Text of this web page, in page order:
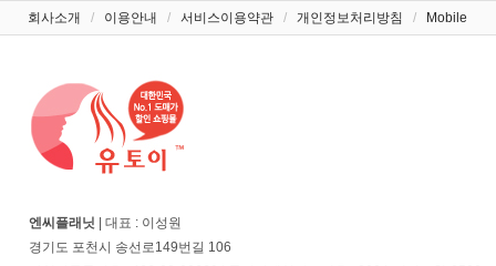
회사소개 / 이용안내 / 서비스이용약관 / 개인정보처리방침 / Mobile
엔씨플래닛 | 대표 : 이성원
경기도 포천시 송선로149번길 106